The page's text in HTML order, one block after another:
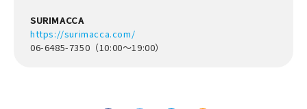
SURIMACCA
https://surimacca.com/
06-6485-7350（10:00～19:00）